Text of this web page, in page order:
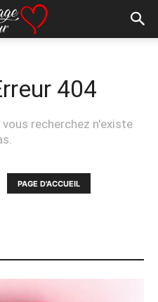
404
recherchez n'existe
PAGE D'ACCUEIL